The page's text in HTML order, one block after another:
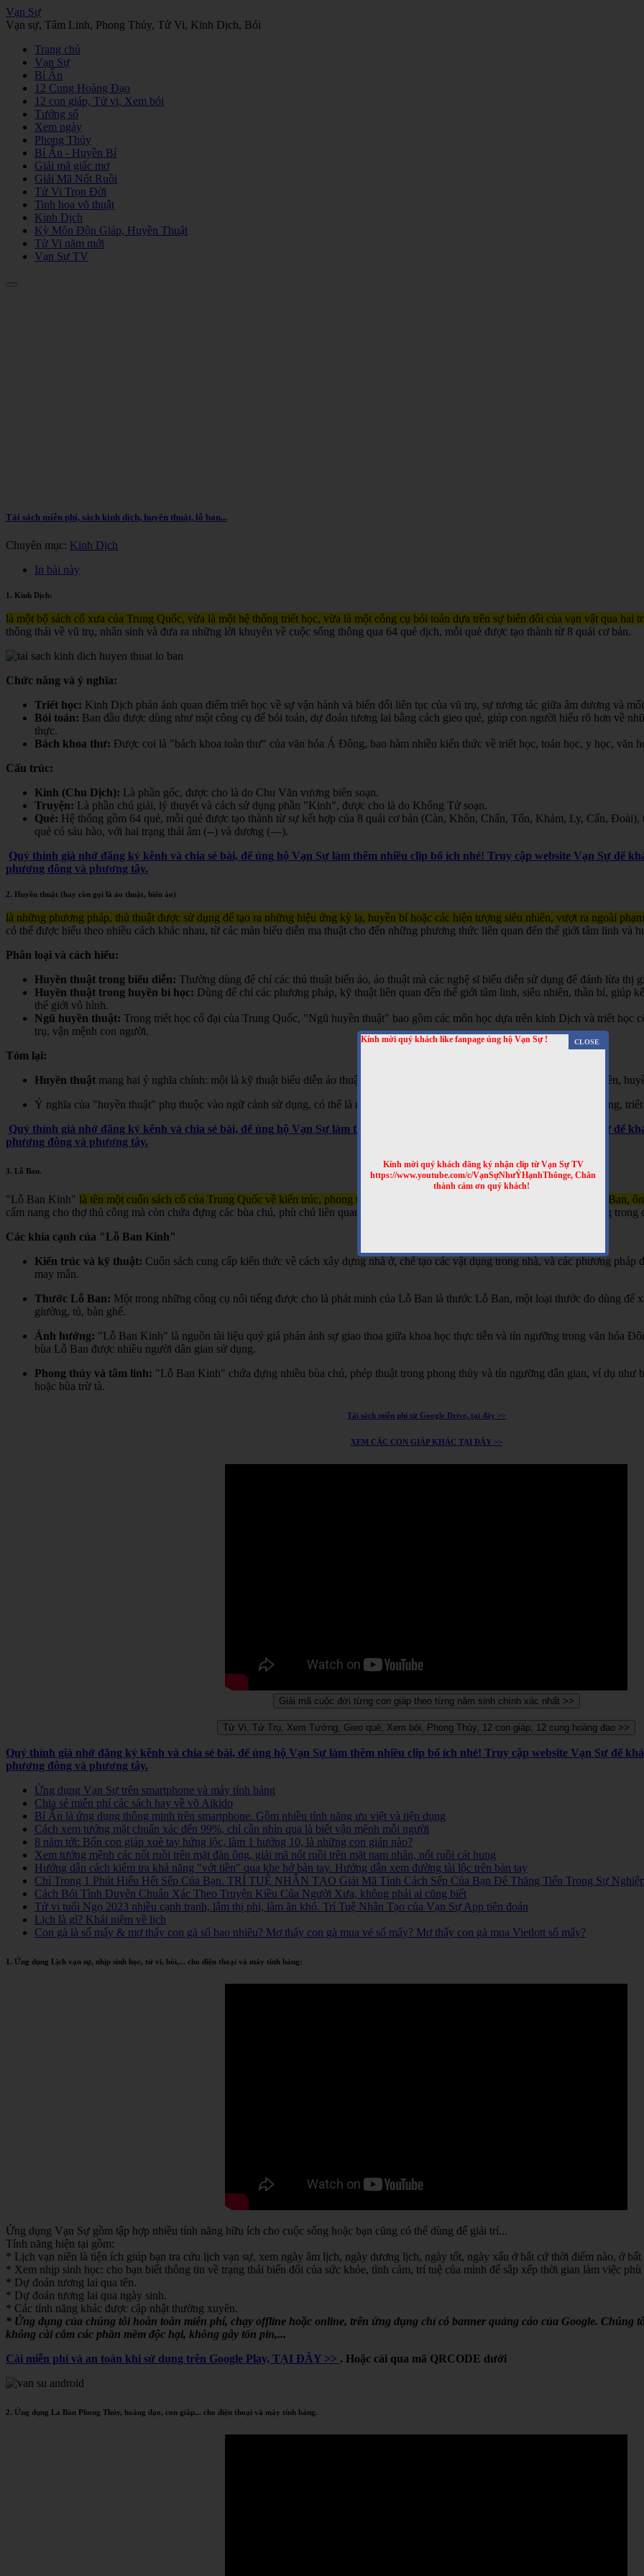
Kính mời quý khách like fanpage ủng hộ Vạn Sự !
Kính mời quý khách đăng ký nhận clip từ Vạn Sự TV
https://www.youtube.com/c/VạnSựNhưÝHạnhThônge, Chân
thành cảm ơn quý khách!
Vạn Sự
Vạn sự, Tâm Linh, Phong Thủy, Tử Vi, Kinh Dịch, Bói
Trang chủ
Vạn Sự
Bí Ẩn
12 Cung Hoàng Đạo
12 con giáp, Tử vi, Xem bói
Tướng số
Xem ngày
Phong Thủy
Bí Ẩn - Huyền Bí
Giải mã giấc mơ
Giải Mã Nốt Ruồi
Tử Vi Trọn Đời
Tinh hoa võ thuật
Kinh Dịch
Kỳ Môn Độn Giáp, Huyền Thuật
Tử Vi năm mới
Vạn Sự TV
Tải sách miễn phí, sách kinh dịch, huyền thuật, lỗ ban...
Chuyên mục: Kinh Dịch
In bài này
1. Kinh Dịch:
là một bộ sách cổ xưa của Trung Quốc, vừa là một hệ thống triết học, vừa là một công cụ bói toán dựa trên sự biến đổi của vạn vật qua hai
thông thái về vũ trụ, nhân sinh và đưa ra những lời khuyên về cuộc sống thông qua 64 quẻ dịch, mỗi quẻ được tạo thành từ 8 quái cơ bản.
Chức năng và ý nghĩa:
Triết học: Kinh Dịch phản ánh quan điểm triết học về sự vận hành và biến đổi liên tục của vũ trụ, sự tương tác giữa âm dương và
Bói toán: Ban đầu được dùng như một công cụ để bói toán, dự đoán tương lai bằng cách gieo quẻ, giúp con người hiểu rõ hơn về
thực.
Bách khoa thư: Được coi là "bách khoa toàn thư" của văn hóa Á Đông, bao hàm nhiều kiến thức về triết học, toán học, y học, văn
Cấu trúc:
Kinh (Chu Dịch): Là phần gốc, được cho là do Chu Văn vương biên soạn.
Truyện: Là phần chú giải, lý thuyết và cách sử dụng phần "Kinh", được cho là do Khổng Tử soạn.
Quẻ: Hệ thống gồm 64 quẻ, mỗi quẻ được tạo thành từ sự kết hợp của 8 quái cơ bản (Càn, Khôn, Chấn, Tốn, Khảm, Ly, Cấn,
quẻ có sáu hào, với hai trạng thái âm (--) và dương (—).
Quý thính giả nhớ đăng ký kênh và chia sẻ bài, để ủng hộ Vạn Sự làm thêm nhiều clip bổ ích nhé! Truy cập website Vạn Sự để
phương đông và phương tây.
2. Huyền thuật (hay còn gọi là ảo thuật, biến ảo)
là những phương pháp, thủ thuật được sử dụng để tạo ra những hiệu ứng kỳ lạ, huyền bí hoặc các hiện tượng siêu nhiên, vượt ra ngoài
có thể được hiểu theo nhiều cách khác nhau, từ các màn biểu diễn ma thuật cho đến những phương thức liên quan đến thế giới tâm linh và
Phân loại và cách hiểu:
Huyền thuật trong biểu diễn: Thường dùng để chỉ các thủ thuật biến ảo, ảo thuật mà các nghệ sĩ biểu diễn sử dụng để đánh lừa thị
Huyền thuật trong huyền bí học: Dùng để chỉ các phương pháp, kỹ thuật liên quan đến thế giới tâm linh, siêu nhiên, thần bí, giúp
thế giới vô hình.
Ngũ huyền thuật: Trong triết học cổ đại của Trung Quốc, "Ngũ huyền thuật" bao gồm các môn học dựa trên kinh Dịch và triết học
trụ, vận mệnh con người.
Tóm lại:
Huyền thuật mang hai ý nghĩa chính: một là kỹ thuật biểu diễn ảo thuật, hai là phương pháp giải thích các hiện tượng siêu nhiên,
Ý nghĩa của "huyền thuật" phụ thuộc vào ngữ cảnh sử dụng, có thể là một hình thức giải trí hoặc là một phần của các tín ngưỡng,
Quý thính giả nhớ đăng ký kênh và chia sẻ bài, để ủng hộ Vạn Sự làm thêm nhiều clip bổ ích nhé! Truy cập website Vạn Sự để
phương đông và phương tây.
3. Lỗ Ban.
"Lỗ Ban Kinh" là tên một cuốn sách cổ của Trung Quốc về kiến trúc, phong thủy và kỹ thuật xây dựng, gắn liền với tên tuổi của Lỗ Ban,
cẩm nang cho thợ thủ công mà còn chứa đựng các bùa chú, phù chú liên quan đến việc xây nhà, làm đồ đạc, và đôi khi được sử dụng
Các khía cạnh của "Lỗ Ban Kinh"
Kiến trúc và kỹ thuật: Cuốn sách cung cấp kiến thức về cách xây dựng nhà ở, chế tạo các vật dụng trong nhà, và các phương
may mắn.
Thước Lỗ Ban: Một trong những công cụ nổi tiếng được cho là phát minh của Lỗ Ban là thước Lỗ Ban, một loại thước đo dùng để
giường, tủ, bàn ghế.
Ảnh hưởng: "Lỗ Ban Kinh" là nguồn tài liệu quý giá phản ánh sự giao thoa giữa khoa học thực tiễn và tín ngưỡng trong văn hóa
bùa Lỗ Ban được nhiều người dân gian sử dụng.
Phong thủy và tâm linh: "Lỗ Ban Kinh" chứa đựng nhiều bùa chú, phép thuật trong phong thủy và tín ngưỡng dân gian, ví dụ như
hoặc bùa trừ tà.
Tải sách miễn phí từ Google Drive, tại đây >>
XEM CÁC CON GIÁP KHÁC TẠI ĐÂY >>
Quý thính giả nhớ đăng ký kênh và chia sẻ bài, để ủng hộ Vạn Sự làm thêm nhiều clip bổ ích nhé! Truy cập website Vạn Sự để
phương đông và phương tây.
Ứng dụng Vạn Sự trên smartphone và máy tính bảng
Chia sẻ miễn phí các sách hay về võ Aikido
Bí Ẩn là ứng dụng thông minh trên smartphone. Gồm nhiều tính năng ưu việt và tiện dụng
Cách xem tướng mặt chuẩn xác đến 99%, chỉ cần nhìn qua là biết vận mệnh mỗi người
8 năm tới: Bốn con giáp xoè tay hứng lộc, làm 1 hưởng 10, là những con giáp nào?
Xem tướng mệnh các nốt ruồi trên mặt đàn ông, giải mã nốt ruồi trên mặt nam nhân, nốt ruồi cát hung
Hướng dẫn cách kiểm tra khả năng "vớt tiền" qua khe hở bàn tay. Hướng dẫn xem đường tài lộc trên bàn tay
Chỉ Trong 1 Phút Hiểu Hết Sếp Của Bạn. TRÍ TUỆ NHÂN TẠO Giải Mã Tính Cách Sếp Của Bạn Để Thăng Tiến Trong Sự Nghiệp
Cách Bói Tình Duyên Chuẩn Xác Theo Truyện Kiều Của Người Xưa, không phải ai cũng biết
Tử vi tuổi Ngọ 2023 nhiều cạnh tranh, lắm thị phi, làm ăn khó. Trí Tuệ Nhân Tạo của Vạn Sự App tiên đoán
Lịch là gì? Khái niệm về lịch
Con gà là số mấy & mơ thấy con gà số bao nhiêu? Mơ thấy con gà mua vé số mấy? Mơ thấy con gà mua Vietlott số mấy?
1. Ứng dụng Lịch vạn sự, nhịp sinh học, tử vi, bói,... cho điện thoại và máy tính bảng:
Ứng dụng Vạn Sự gồm tập hợp nhiều tính năng hữu ích cho cuộc sống hoặc bạn cũng có thể dùng để giải trí...
Tính năng hiện tại gồm:
* Lịch vạn niên là tiện ích giúp bạn tra cứu lịch vạn sự, xem ngày âm lịch, ngày dương lịch, ngày tốt, ngày xấu ở bất cứ thời điểm nào, ở bất
* Xem nhịp sinh học: cho bạn biết thông tin về trạng thái biến đổi của sức khỏe, tình cảm, trí tuệ của mình để sắp xếp thời gian làm việc phù
* Dự đoán tương lai qua tên.
* Dự đoán tương lai qua ngày sinh.
* Các tính năng khác được cập nhật thường xuyên.
* Ứng dụng của chúng tôi hoàn toàn miễn phí, chạy offline hoặc online, trên ứng dụng chỉ có banner quảng cáo của Google. Chúng
không cài cắm các phần mềm độc hại, không gây tốn pin,...
Cài miễn phí và an toàn khi sử dụng trên Google Play, TẠI ĐÂY >> . Hoặc cài qua mã QRCODE dưới
2. Ứng dụng La Bàn Phong Thủy, hoàng đạo, con giáp... cho điện thoại và máy tính bảng.